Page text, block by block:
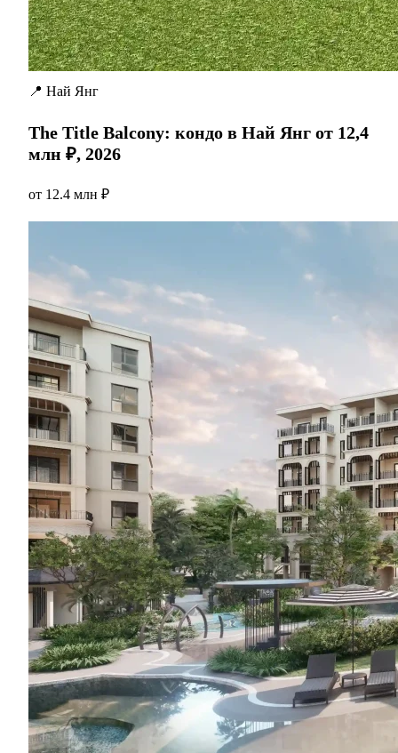
📍 Най Янг
The Title Balcony: кондо в Най Янг от 12,4
млн ₽, 2026
от 12.4 млн ₽